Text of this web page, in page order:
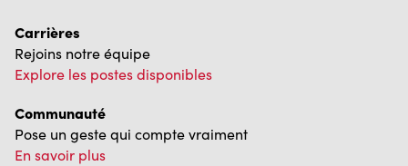
Carrières
Rejoins notre équipe
Explore les postes disponibles
Communauté
Pose un geste qui compte vraiment
En savoir plus